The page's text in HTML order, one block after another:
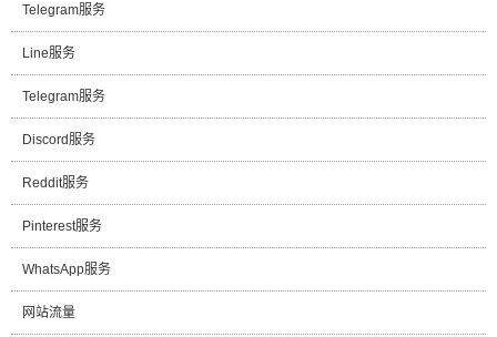
Telegram服务
Line服务
Telegram服务
Discord服务
Reddit服务
Pinterest服务
WhatsApp服务
网站流量